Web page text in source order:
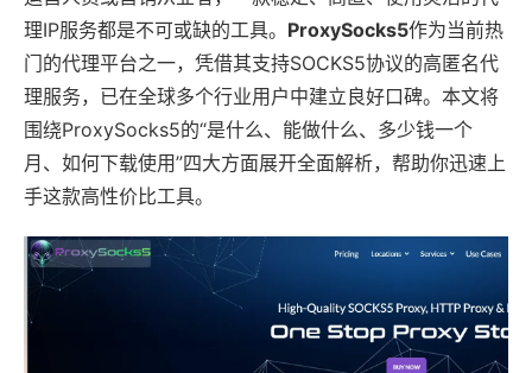
理IP服务都是不可或缺的工具。 ProxySocks5作为当前热
门的代理平台之一，凭借其支持SOCKS5协议的高匿名代
理服务，已在全球多个行业用户中建立良好口碑。本文将
围绕ProxySocks5的“是什么、能做什么、多少钱一个
月、如何下载使用”四大方面展开全面解析，帮助你迅速上
手这款高性价比工具。